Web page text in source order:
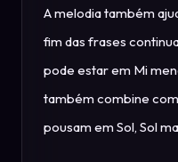
A melodia também
fim das frases
pode estar em Mi
também combine
pousam em Sol, Sol